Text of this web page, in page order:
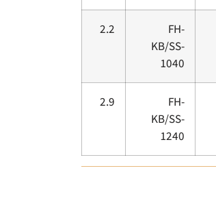
FH-
KB/SS-
1040
2.2
FH-
KB/SS-
1240
2.9